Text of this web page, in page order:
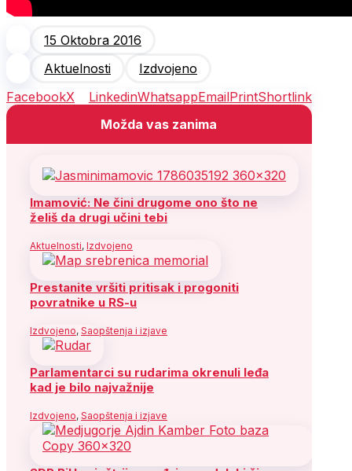
15 Oktobra 2016
Aktuelnosti
Izdvojeno
FacebookX LinkedinWhatsappEmailPrintShortlink
Možda vas zanima
Imamović: Ne čini drugome ono što ne
želiš da drugi učini tebi
Aktuelnosti, Izdvojeno
Prestanite vršiti pritisak i progoniti
povratnike u RS-u
Izdvojeno, Saopštenja i izjave
Parlamentarci su rudarima okrenuli leđa
kad je bilo najvažnije
Izdvojeno, Saopštenja i izjave